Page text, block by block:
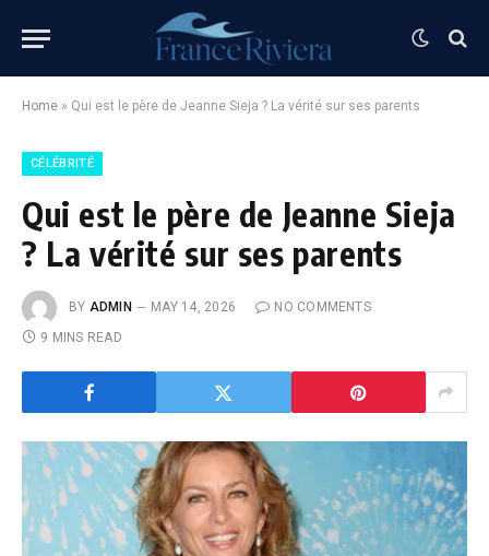
Home » Qui est le père de Jeanne Sieja ? La vérité sur ses parents
CÉLÉBRITÉ
Qui est le père de Jeanne Sieja
? La vérité sur ses parents
BY ADMIN MAY 14, 2026
NO COMMENTS
9 MINS READ